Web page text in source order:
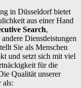
in Düsseldorf bietet
aus einer Hand
Search,
andere Dienstleistungen
Sie als Menschen
und setzt sich mit viel
für die
Qualität unserer
als: